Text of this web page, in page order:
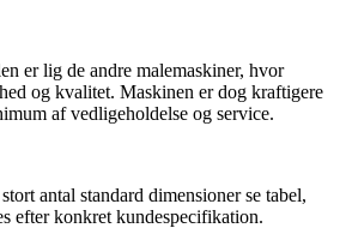
er lig de andre malemaskiner, hvor
og kvalitet. Maskinen er dog kraftigere
af vedligeholdelse og service.​
antal standard dimensioner se tabel,
efter konkret kundespecifikation.